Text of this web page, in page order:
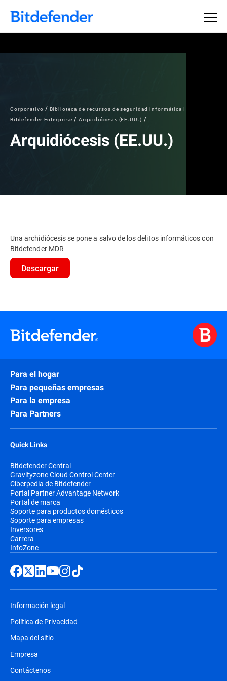
Corporativo
Biblioteca de recursos de seguridad informática |
Bitdefender Enterprise
Arquidiócesis (EE.UU.)
Arquidiócesis (EE.UU.)
Una archidiócesis se pone a salvo de los delitos informáticos con
Bitdefender MDR
Descargar
Para el hogar
Para pequeñas empresas
Para la empresa
Para Partners
Quick Links
Bitdefender Central
Gravityzone Cloud Control Center
Ciberpedia de Bitdefender
Portal Partner Advantage Network
Portal de marca
Soporte para productos domésticos
Soporte para empresas
Inversores
Carrera
InfoZone
Información legal
Política de Privacidad
Mapa del sitio
Empresa
Contáctenos